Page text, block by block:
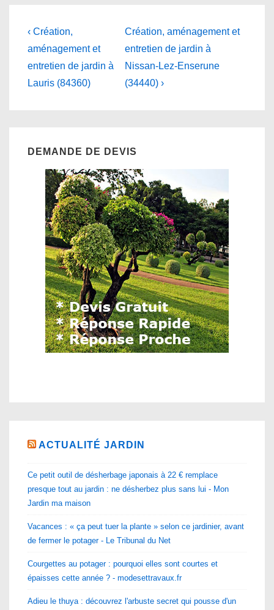
Navigation
de
l’article
Previous
Post
is
‹ Création,
aménagement et
entretien de jardin à
Lauris (84360)
Next
Post
is
Création, aménagement et
entretien de jardin à
Nissan-Lez-Enserune
(34440) ›
DEMANDE DE DEVIS
ACTUALITÉ JARDIN
Ce petit outil de désherbage japonais à 22 € remplace
presque tout au jardin : ne désherbez plus sans lui - Mon
Jardin ma maison
Vacances : « ça peut tuer la plante » selon ce jardinier, avant
de fermer le potager - Le Tribunal du Net
Courgettes au potager : pourquoi elles sont courtes et
épaisses cette année ? - modesettravaux.fr
Adieu le thuya : découvrez l'arbuste secret qui pousse d'un